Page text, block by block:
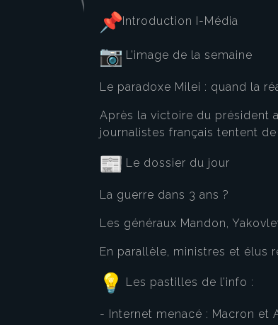
Introduction I-Média
L’image de la semaine
Le paradoxe Milei : quand la
Après la victoire du président
journalistes français tentent
Le dossier du jour
La guerre dans 3 ans ?
Les généraux Mandon,
En parallèle, ministres et élus
Les pastilles de l’info :
- Internet menacé : Macron et